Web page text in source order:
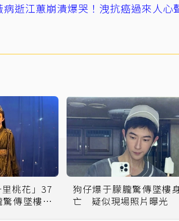
病逝江蕙崩潰爆哭！洩抗癌過來人心
里桃花」37
傳墜樓身
狗仔爆于朦朧驚傳墜樓
亡 疑似現場照片曝光